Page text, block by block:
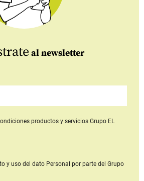
al newsletter
productos y serviciosGrupo EL
y uso del dato Personal por parte del Grupo